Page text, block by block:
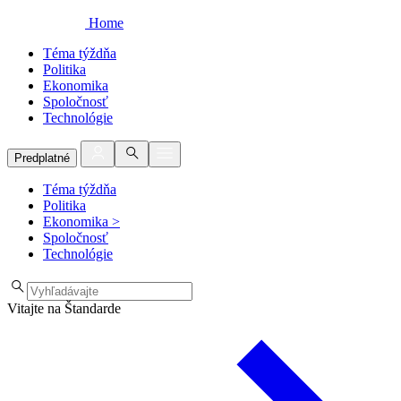
Home
Téma týždňa
Politika
Ekonomika
Spoločnosť
Technológie
Predplatné
Téma týždňa
Politika
Ekonomika >
Spoločnosť
Technológie
Vitajte na Štandarde